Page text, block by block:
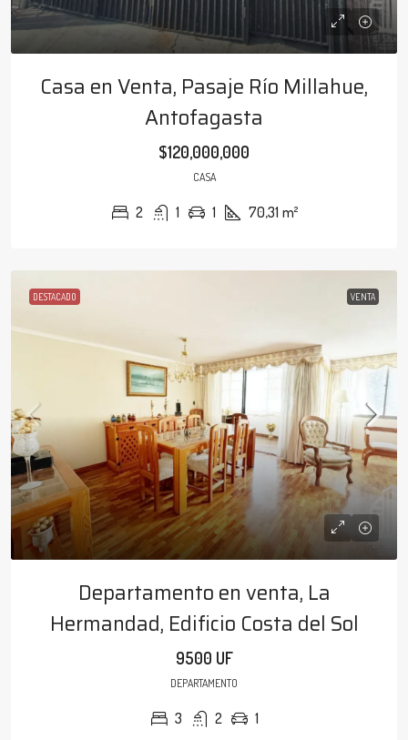
Casa en Venta, Pasaje Río Millahue,
Antofagasta
$120,000,000
CASA
2 1 1 70,31 m²
DESTACADO VENTA
Departamento en venta, La
Hermandad, Edificio Costa del Sol
9500 UF
DEPARTAMENTO
3 2 1